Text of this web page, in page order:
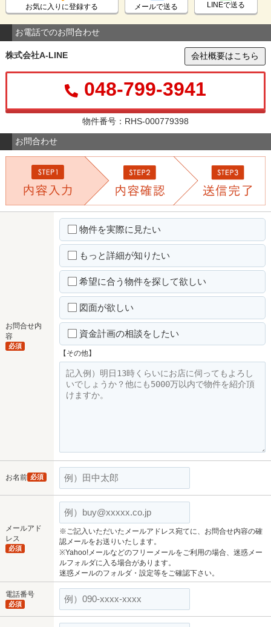
お気に入りに登録する メールで送る LINEで送る
お電話でのお問合わせ
株式会社A-LINE 会社概要はこちら
048-799-3941
物件番号：RHS-000779398
お問合わせ
お問合せ内
容
必須
物件を実際に見たい
もっと詳細が知りたい
希望に合う物件を探して欲しい
図面が欲しい
資金計画の相談をしたい
【その他】
お名前 必須
メールアド
レス
必須
※ご記入いただいたメールアドレス宛てに、お問合せ内容の確
認メールをお送りいたします。
※Yahoo!メールなどのフリーメールをご利用の場合、迷惑メー
ルフォルダに入る場合があります。
迷惑メールのフォルダ・設定等をご確認下さい。
電話番号
必須